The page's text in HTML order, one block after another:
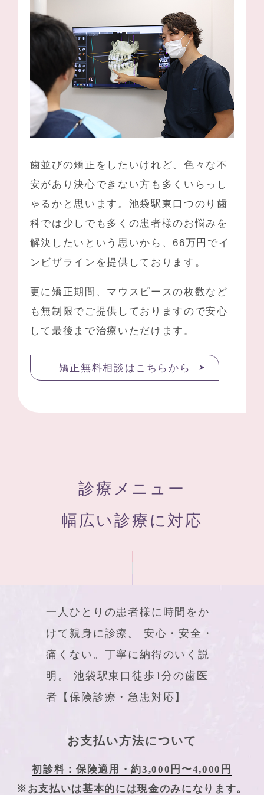
歯並びの矯正をしたいけれど、色々な不
安があり決心できない方も多くいらっし
ゃるかと思います。 池袋駅東口つのり歯
科では少しでも多くの患者様のお悩みを
解決したいという思いから、66万円でイ
ンビザラインを提供しております。
更に矯正期間、マウスピースの枚数など
も無制限でご提供しておりますので安心
して最後まで治療いただけます。
矯正無料相談はこちらから
診療メニュー
幅広い診療に対応
一人ひとりの患者様に時間をか
けて親身に診療。
安心・安全・
痛くない。丁寧に納得のいく説
明。
池袋駅東⼝徒歩1分の⻭医
者【保険診療・急患対応】
お支払い方法について
初診料：保険適用・約3,000円〜4,000円
※お支払いは基本的には現金のみになります。